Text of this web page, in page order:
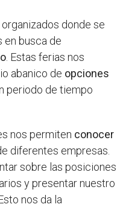
donde se
en busca de
. Estas ferias nos
abanico de opciones
periodo de tiempo
nos permiten conocer
diferentes empresas.
sobre las posiciones
y presentar nuestro
nos da la